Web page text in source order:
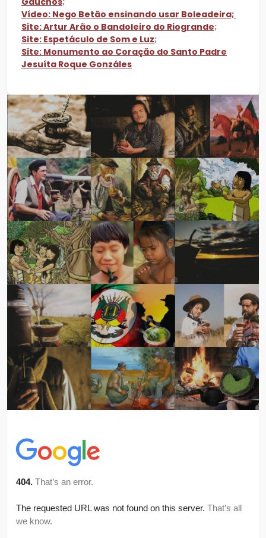
Vídeo: Nego Betão ensinando usar Boleadeira;
Site: Artur Arão o Bandoleiro do Riogrande;
Site: Espetáculo de Som e Luz;
Site: Monumento ao Coração do Santo Padre
Jesuíta Roque Gonzáles